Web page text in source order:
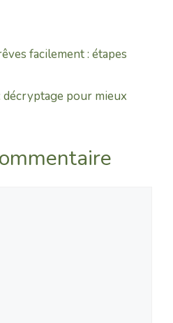
facilement : étapes
décryptage pour mieux